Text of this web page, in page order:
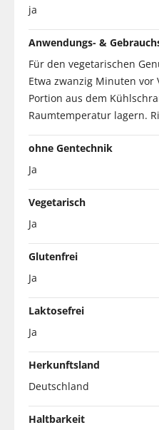
ja
Anwendungs- &
Für den vegetarischen
Etwa zwanzig Minuten
Portion aus dem
Raumtemperatur lagern.
ohne Gentechnik
Ja
Vegetarisch
Ja
Glutenfrei
Ja
Laktosefrei
Ja
Herkunftsland
Deutschland
Haltbarkeit